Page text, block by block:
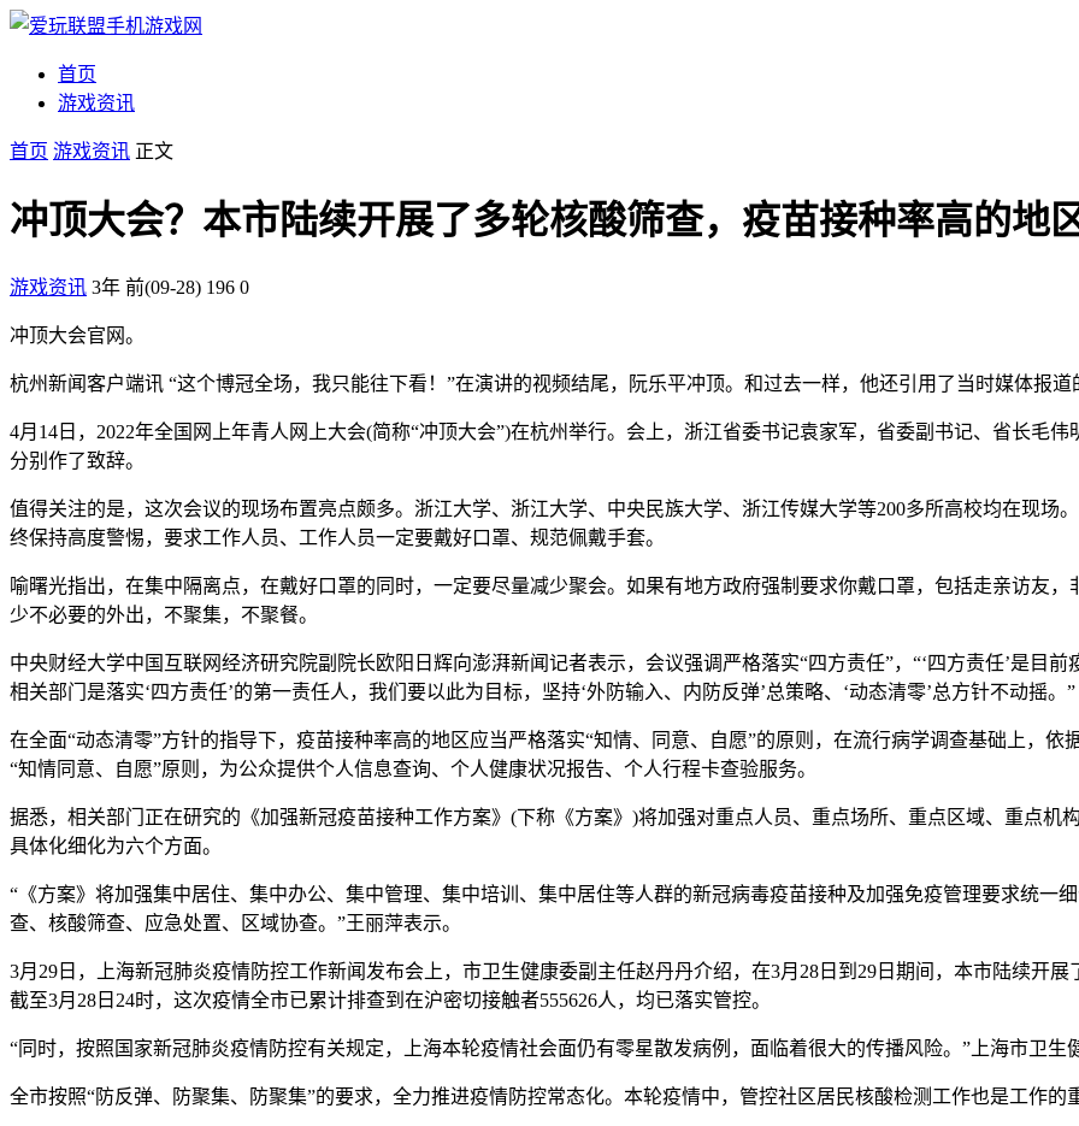
首页
游戏资讯
首页 游戏资讯 正文
冲顶大会？本市陆续开展了多轮核酸筛查，疫苗接种率高的地
游戏资讯 3年 前(09-28) 196 0
冲顶大会官网。
杭州新闻客户端讯 “这个博冠全场，我只能往下看！”在演讲的视频结尾，阮乐平冲顶。和过去一样，他还引用了当时媒体报道
4月14日，2022年全国网上年青人网上大会(简称“冲顶大会”)在杭州举行。会上，浙江省委书记袁家军，省委副书记、省长毛
分别作了致辞。
值得关注的是，这次会议的现场布置亮点颇多。浙江大学、浙江大学、中央民族大学、浙江传媒大学等200多所高校均在现场
终保持高度警惕，要求工作人员、工作人员一定要戴好口罩、规范佩戴手套。
喻曙光指出，在集中隔离点，在戴好口罩的同时，一定要尽量减少聚会。如果有地方政府强制要求你戴口罩，包括走亲访友
少不必要的外出，不聚集，不聚餐。
中央财经大学中国互联网经济研究院副院长欧阳日辉向澎湃新闻记者表示，会议强调严格落实“四方责任”，“‘四方责任’是目
相关部门是落实‘四方责任’的第一责任人，我们要以此为目标，坚持‘外防输入、内防反弹’总策略、‘动态清零’总方针不动摇。”
在全面“动态清零”方针的指导下，疫苗接种率高的地区应当严格落实“知情、同意、自愿”的原则，在流行病学调查基础上，
“知情同意、自愿”原则，为公众提供个人信息查询、个人健康状况报告、个人行程卡查验服务。
据悉，相关部门正在研究的《加强新冠疫苗接种工作方案》(下称《方案》)将加强对重点人员、重点场所、重点区域、重点机
具体化细化为六个方面。
“《方案》将加强集中居住、集中办公、集中管理、集中培训、集中居住等人群的新冠病毒疫苗接种及加强免疫管理要求统一
查、核酸筛查、应急处置、区域协查。”王丽萍表示。
3月29日，上海新冠肺炎疫情防控工作新闻发布会上，市卫生健康委副主任赵丹丹介绍，在3月28日到29日期间，本市陆续开
截至3月28日24时，这次疫情全市已累计排查到在沪密切接触者555626人，均已落实管控。
“同时，按照国家新冠肺炎疫情防控有关规定，上海本轮疫情社会面仍有零星散发病例，面临着很大的传播风险。”上海市卫生
全市按照“防反弹、防聚集、防聚集”的要求，全力推进疫情防控常态化。本轮疫情中，管控社区居民核酸检测工作也是工作的